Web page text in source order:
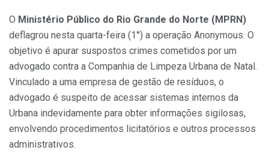
O Ministério Público do Rio Grande do Norte (MPRN)
deflagrou nesta quarta-feira (1°) a operação Anonymous. O
objetivo é apurar suspostos crimes cometidos por um
advogado contra a Companhia de Limpeza Urbana de Natal.
Vinculado a uma empresa de gestão de resíduos, o
advogado é suspeito de acessar sistemas internos da
Urbana indevidamente para obter informações sigilosas,
envolvendo procedimentos licitatórios e outros processos
administrativos.